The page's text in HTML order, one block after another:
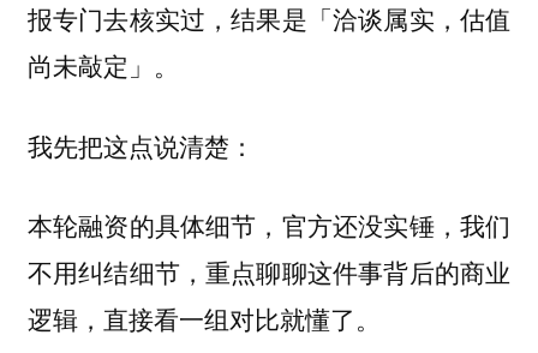
报专门去核实过，结果是「洽谈属实，估值
尚未敲定」。
我先把这点说清楚：
本轮融资的具体细节，官方还没实锤，我们
不用纠结细节，重点聊聊这件事背后的商业
逻辑，直接看一组对比就懂了。